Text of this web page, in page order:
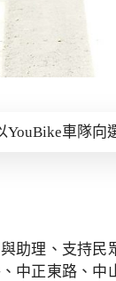
車隊向
助理、支持
中正東路、